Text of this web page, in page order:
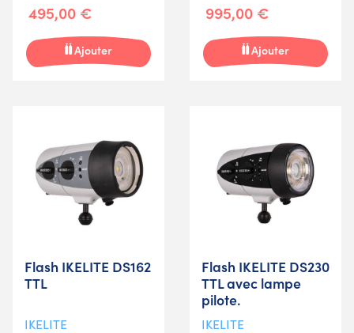
495,00 €
Ajouter
995,00 €
Ajouter
Flash IKELITE DS162
TTL
IKELITE
Flash IKELITE DS230
TTL avec lampe
pilote.
IKELITE